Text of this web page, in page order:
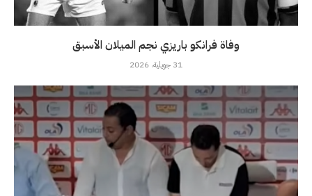
وفاة فرانكو باريزي نجم الميلان الأسبق
31 جويلية، 2026